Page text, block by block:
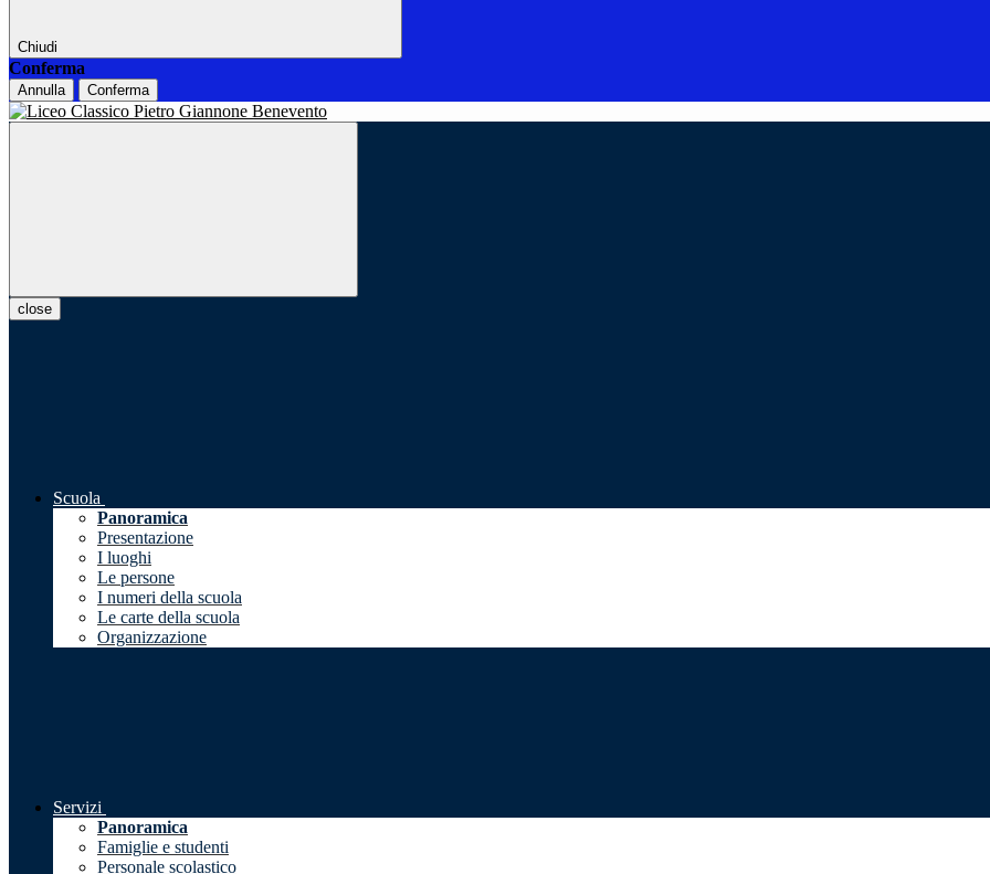
Chiudi
Conferma
Annulla Conferma
close
Scuola
Panoramica
Presentazione
I luoghi
Le persone
I numeri della scuola
Le carte della scuola
Organizzazione
Servizi
Panoramica
Famiglie e studenti
Personale scolastico